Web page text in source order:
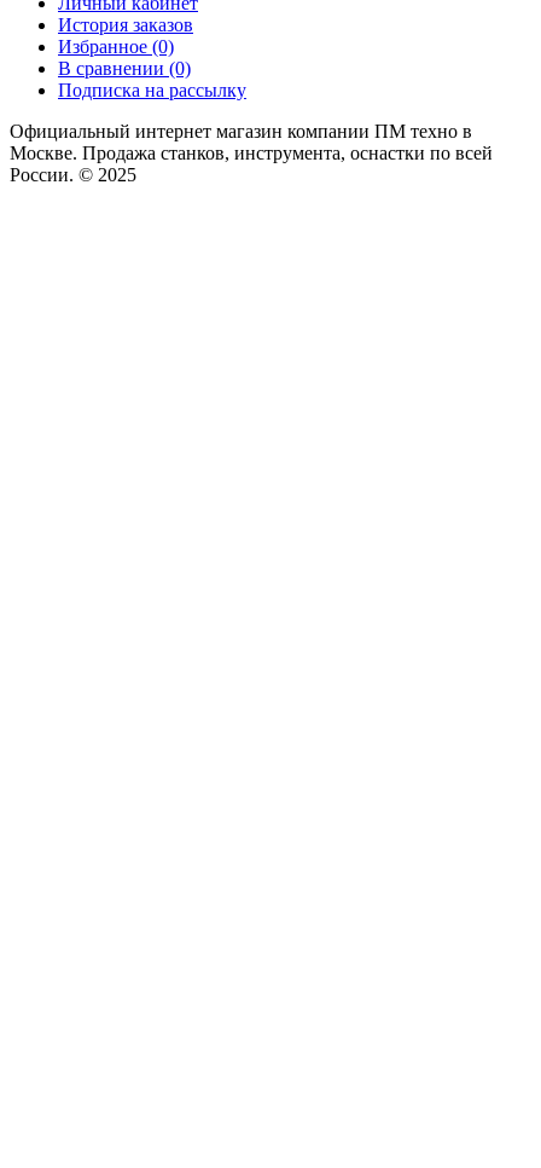
История заказов
Избранное (0)
В сравнении (0)
Подписка на рассылку
Официальный интернет магазин компании ПМ техно в
Москве. Продажа станков, инструмента, оснастки по всей
России. © 2025